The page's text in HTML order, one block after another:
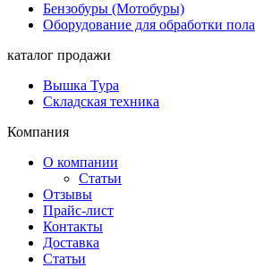
Бензобуры (Мотобуры)
Оборудование для обработки пола
каталог продажи
Вышка Тура
Складская техника
Компания
О компании
Статьи
Отзывы
Прайс-лист
Контакты
Доставка
Статьи